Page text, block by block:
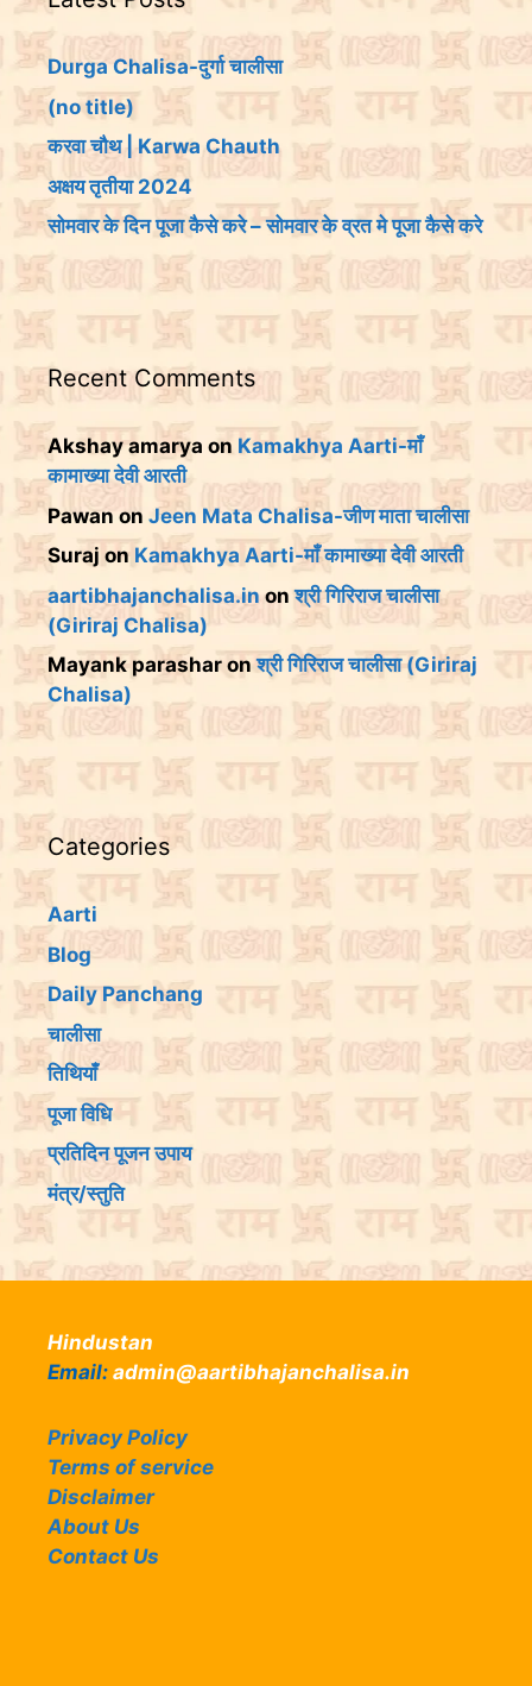
Durga Chalisa-दुर्गा चालीसा
(no title)
करवा चौथ | Karwa Chauth
अक्षय तृतीया 2024
सोमवार के दिन पूजा कैसे करे – सोमवार के व्रत मे पूजा कैसे करे
Recent Comments
Akshay amarya on Kamakhya Aarti-माँ
कामाख्या देवी आरती
Pawanon Jeen Mata Chalisa-जीण माता चालीसा
Suraj on Kamakhya Aarti-माँ कामाख्या देवी आरती
aartibhajanchalisa.inonश्री गिरिराज चालीसा
(Giriraj Chalisa)
Mayank parashar onश्री गिरिराज चालीसा (Giriraj
Chalisa)
Categories
Aarti
Blog
Daily Panchang
चालीसा
तिथियांँ
पूजा विधि
प्रतिदिन पूजन उपाय
मंत्र/स्तुति
Hindustan
Email: admin@aartibhajanchalisa.in
Privacy Policy
Terms of service
Disclaimer
About Us
Contact Us